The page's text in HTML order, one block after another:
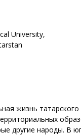
University,
жизнь
другие народы. В